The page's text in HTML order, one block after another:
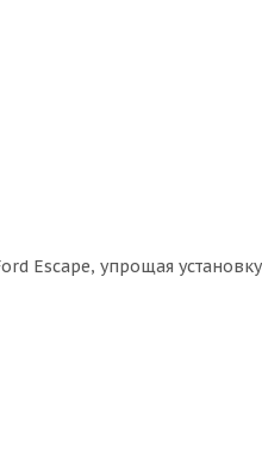
Escape, упрощая